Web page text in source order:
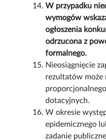
W przypadku
wymogów
ogłoszenia
odrzucona z
formalnego.
Nieosiągnięcie
rezultatów może
dotacyjnych.
W okresie
epidemicznego
zadanie